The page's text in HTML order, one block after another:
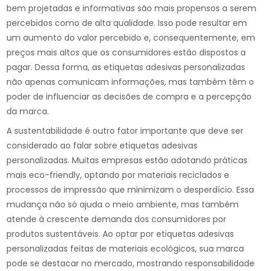
bem projetadas e informativas são mais propensos a serem
percebidos como de alta qualidade. Isso pode resultar em
um aumento do valor percebido e, consequentemente, em
preços mais altos que os consumidores estão dispostos a
pagar. Dessa forma, as etiquetas adesivas personalizadas
não apenas comunicam informações, mas também têm o
poder de influenciar as decisões de compra e a percepção
da marca.
A sustentabilidade é outro fator importante que deve ser
considerado ao falar sobre etiquetas adesivas
personalizadas. Muitas empresas estão adotando práticas
mais eco-friendly, optando por materiais reciclados e
processos de impressão que minimizam o desperdício. Essa
mudança não só ajuda o meio ambiente, mas também
atende à crescente demanda dos consumidores por
produtos sustentáveis. Ao optar por etiquetas adesivas
personalizadas feitas de materiais ecológicos, sua marca
pode se destacar no mercado, mostrando responsabilidade